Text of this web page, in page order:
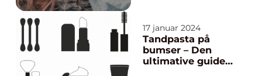
frustration og
selvbevidsthed for
mange mennesker,
især for dem der er
17 januar 2024
Tandpasta på
bumser – Den
ultimative guide